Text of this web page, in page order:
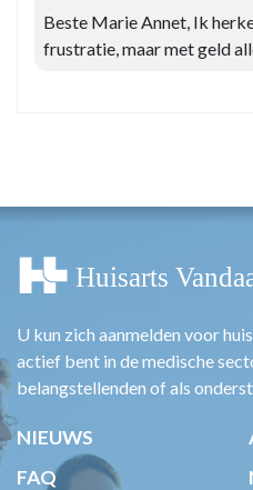
Beste Marie Annet, Ik
frustratie, maar met geld
U kun zich aanmelden voor
actief bent in de medische
belangstellenden of als
NIEUWS
FAQ